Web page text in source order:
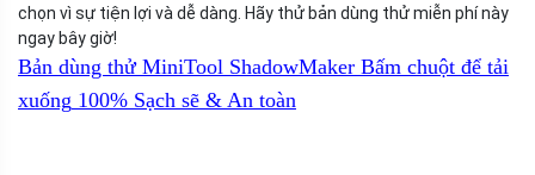
chọn vì sự tiện lợi và dễ dàng. Hãy thử bản dùng thử miễn phí này
ngay bây giờ!
Bản dùng thử MiniTool ShadowMaker Bấm chuột để tải
xuống 100% Sạch sẽ & An toàn